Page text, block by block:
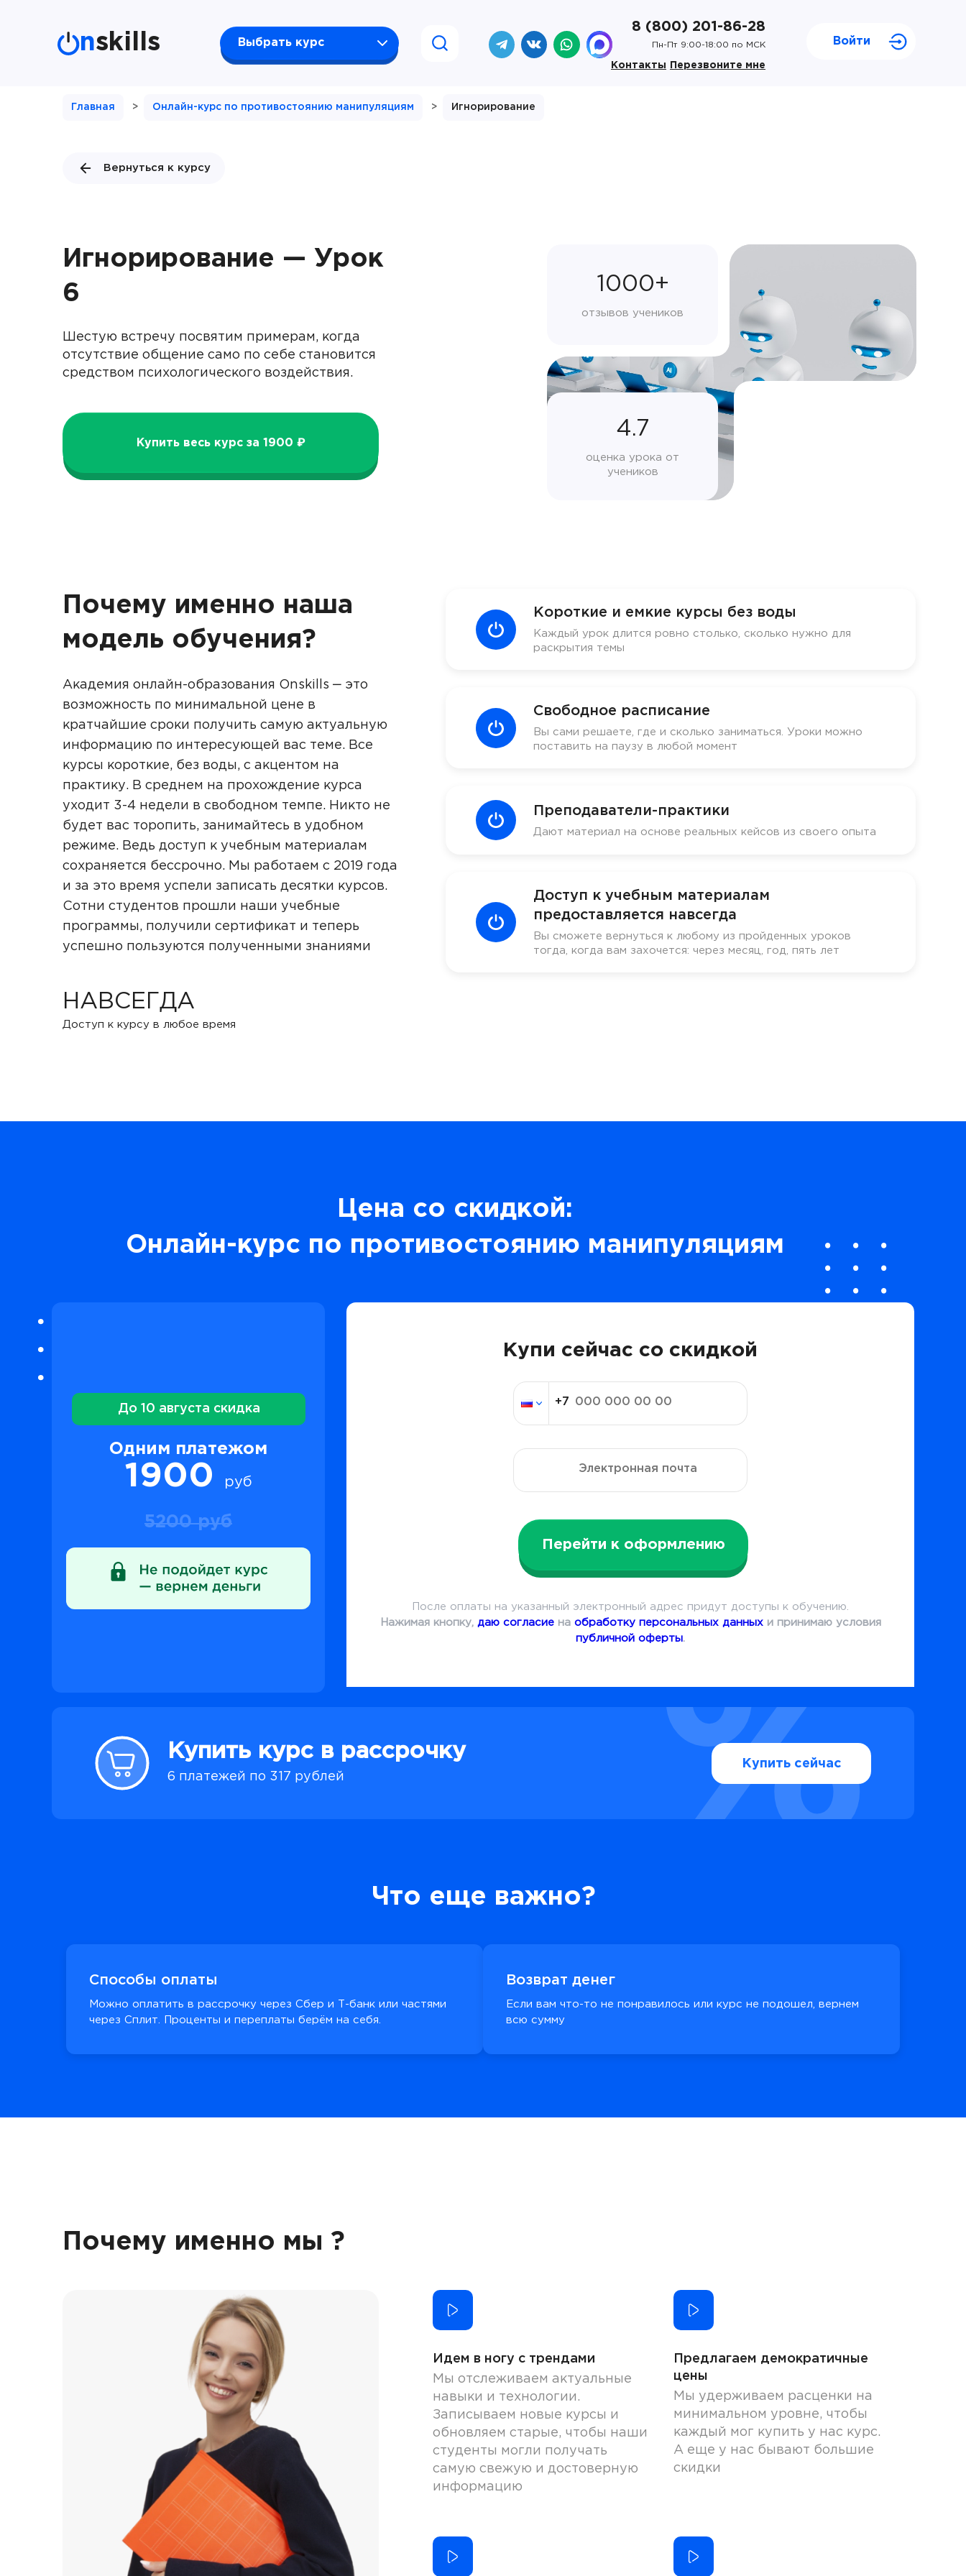
nskills Выбрать курс
8 (800) 201-86-28
Пн-Пт 9:00-18:00 по МСК
Контакты Перезвоните мне
Войти
Главная > Онлайн-курс по противостоянию манипуляциям > Игнорирование
Вернуться к курсу
Игнорирование — Урок
6
Шестую встречу посвятим примерам, когда
отсутствие общение само по себе становится
средством психологического воздействия.
Купить весь курс за 1900 ₽
1000+
отзывов учеников
4.7
оценка урока от
учеников
Почему именно наша
модель обучения?
Академия онлайн-образования Onskills ‒ это
возможность по минимальной цене в
кратчайшие сроки получить самую актуальную
информацию по интересующей вас теме. Все
курсы короткие, без воды, с акцентом на
практику. В среднем на прохождение курса
уходит 3-4 недели в свободном темпе. Никто не
будет вас торопить, занимайтесь в удобном
режиме. Ведь доступ к учебным материалам
сохраняется бессрочно. Мы работаем с 2019 года
и за это время успели записать десятки курсов.
Сотни студентов прошли наши учебные
программы, получили сертификат и теперь
успешно пользуются полученными знаниями
НАВСЕГДА
Доступ к курсу в любое время
Короткие и емкие курсы без воды
Каждый урок длится ровно столько, сколько нужно для
раскрытия темы
Свободное расписание
Вы сами решаете, где и сколько заниматься. Уроки можно
поставить на паузу в любой момент
Преподаватели-практики
Дают материал на основе реальных кейсов из своего опыта
Доступ к учебным материалам
предоставляется навсегда
Вы сможете вернуться к любому из пройденных уроков
тогда, когда вам захочется: через месяц, год, пять лет
Цена со скидкой:
Онлайн-курс по противостоянию манипуляциям
До 10 августа скидка
Одним платежом
1900 руб
5200 руб
Купи сейчас со скидкой
Перейти к оформлению
После оплаты на указанный электронный адрес придут доступы к обучению.
Нажимая кнопку, даю согласиена обработку персональных данныхи принимаю условия
публичной оферты.
Купить курс в рассрочку
6 платежей по 317 рублей
Купить сейчас
Что еще важно?
Способы оплаты
Можно оплатить в рассрочку через Сбер и Т-банк или частями
через Сплит. Проценты и переплаты берём на себя.
Возврат денег
Если вам что-то не понравилось или курс не подошел, вернем
всю сумму
Почему именно мы ?
Идем в ногу с трендами
Мы отслеживаем актуальные
навыки и технологии.
Записываем новые курсы и
обновляем старые, чтобы наши
студенты могли получать
самую свежую и достоверную
информацию
Предлагаем демократичные
цены
Мы удерживаем расценки на
минимальном уровне, чтобы
каждый мог купить у нас курс.
А еще у нас бывают большие
скидки